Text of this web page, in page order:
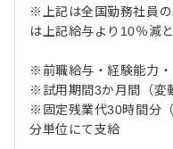
※上記は全国勤務社員
は上記給与より10％減と
※前職給与・経験能力
※試用期間3か月間（変
※固定残業代30時間分
分単位にて支給